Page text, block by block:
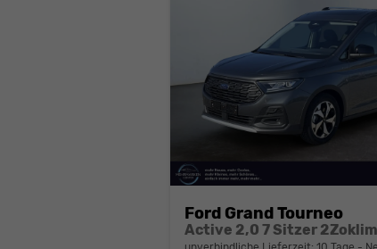
Ford Grand Tourneo